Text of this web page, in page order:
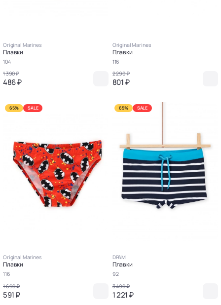
Original Marines
Плавки
104
1 390 ₽
486 ₽
Original Marines
Плавки
116
2 290 ₽
801 ₽
65% SALE
Original Marines
Плавки
116
1 690 ₽
591 ₽
65% SALE
DPAM
Плавки
92
3 490 ₽
1 221 ₽